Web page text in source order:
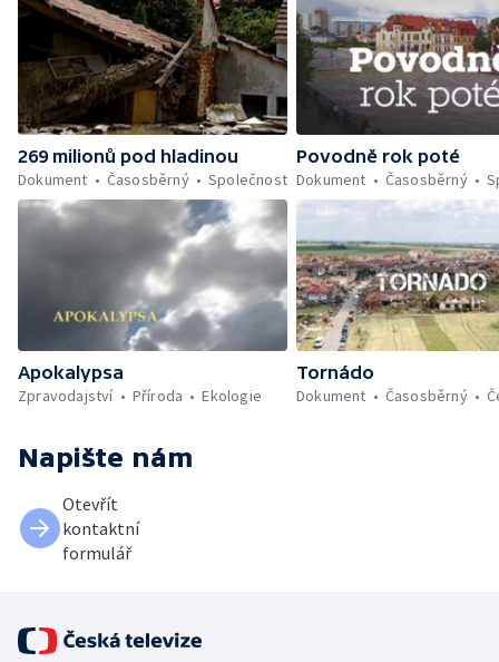
269 milionů pod hladinou
Dokument
Časosběrný Společnost
Povodně rok poté
Dokument
Časosběrný
Apokalypsa
Zpravodajství
Příroda Ekologie
Tornádo
Dokument
Časosběrný
Napište nám
Otevřít
kontaktní
formulář